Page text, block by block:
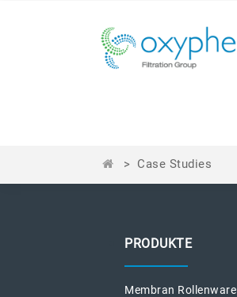
> Case Studies
PRODUKTE
Membran Rollenware